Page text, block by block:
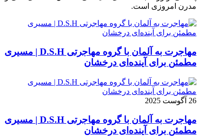
مدرن امروزی ا‌ست.
مهاجرت به آلمان با گروه مهاجرتی D.S.H | مسیری
مطمئن برای آینده‌ای درخشان
26 آگوست 2025
مهاجرت به آلمان با گروه مهاجرتی D.S.H | مسیری
مطمئن برای آینده‌ای درخشان